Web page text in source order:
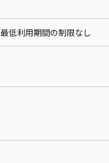
最低利用期間の制限なし